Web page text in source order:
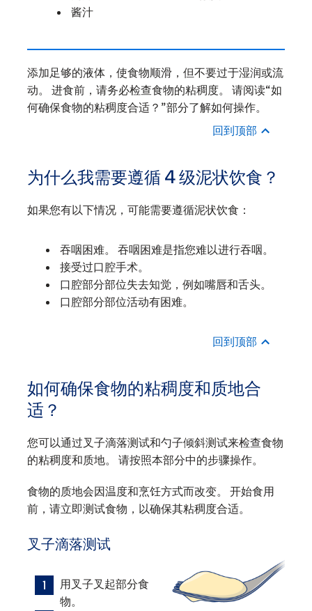
酱汁
添加足够的液体，使食物顺滑，但不要过于湿润或流
动。 进食前，请务必检查食物的粘稠度。 请阅读“如
何确保食物的粘稠度合适？”部分了解如何操作。
回到顶部
为什么我需要遵循 4 级泥状饮食？
如果您有以下情况，可能需要遵循泥状饮食：
吞咽困难。 吞咽困难是指您难以进行吞咽。
接受过口腔手术。
口腔部分部位失去知觉，例如嘴唇和舌头。
口腔部分部位活动有困难。
回到顶部
如何确保食物的粘稠度和质地合
适？
您可以通过叉子滴落测试和勺子倾斜测试来检查食物
的粘稠度和质地。 请按照本部分中的步骤操作。
食物的质地会因温度和烹饪方式而改变。 开始食用
前，请立即测试食物，以确保其粘稠度合适。
叉子滴落测试
用叉子叉起部分食
物。